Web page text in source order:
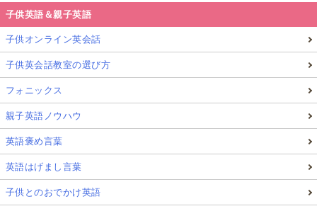
子供英語＆親子英語
子供オンライン英会話
子供英会話教室の選び方
フォニックス
親子英語ノウハウ
英語褒め言葉
英語はげまし言葉
子供とのおでかけ英語